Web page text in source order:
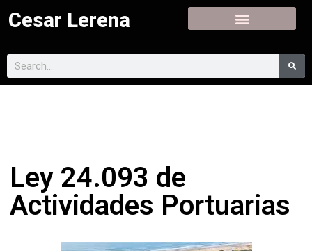
Cesar Lerena
Ley 24.093 de
Actividades Portuarias